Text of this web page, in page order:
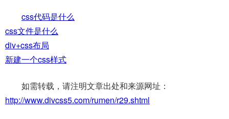
css代码是什么
css文件是什么
div+css布局
新建一个css样式
如需转载，请注明文章出处和来源网址：
http://www.divcss5.com/rumen/r29.shtml